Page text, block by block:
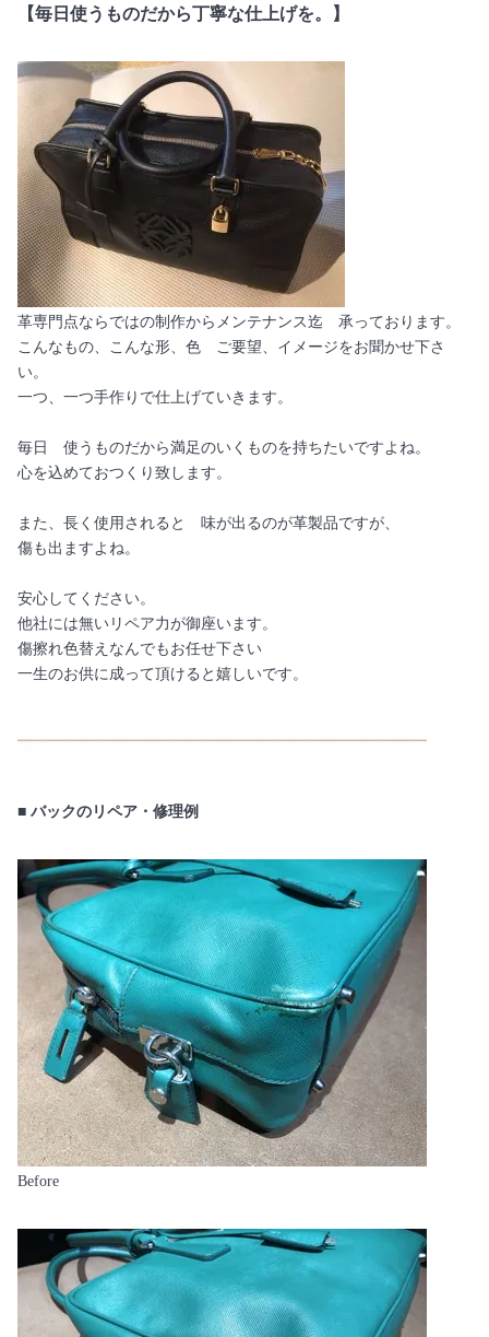
【毎日使うものだから丁寧な仕上げを。】
革専門点ならではの制作からメンテナンス迄 承っております。
こんなもの、こんな形、色 ご要望、イメージをお聞かせ下さ
い。
一つ、一つ手作りで仕上げていきます。
毎日 使うものだから満足のいくものを持ちたいですよね。
心を込めておつくり致します。
また、長く使用されると 味が出るのが革製品ですが、
傷も出ますよね。
安心してください。
他社には無いリペア力が御座います。
傷擦れ色替えなんでもお任せ下さい
一生のお供に成って頂けると嬉しいです。
■ バックのリペア・修理例
Before